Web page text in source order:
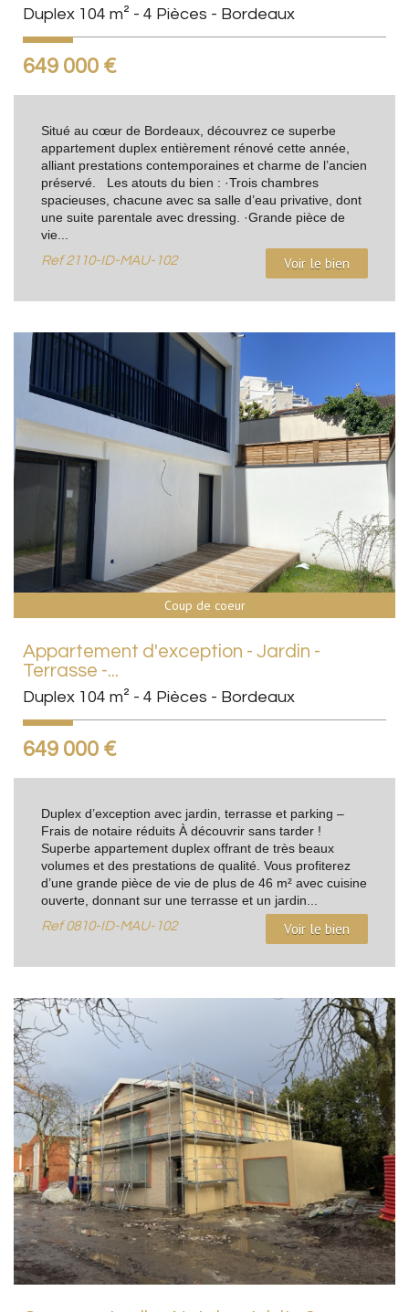
Duplex 104 m² - 4 Pièces - Bordeaux
649 000 €
Situé au cœur de Bordeaux, découvrez ce superbe
appartement duplex entièrement rénové cette année,
alliant prestations contemporaines et charme de l’ancien
préservé. Les atouts du bien : ·Trois chambres
spacieuses, chacune avec sa salle d’eau privative, dont
une suite parentale avec dressing. ·Grande pièce de
vie...
Ref2110-ID-MAU-102 Voir le bien
Coup de coeur
Appartement d'exception - Jardin -
Terrasse -...
Duplex 104 m² - 4 Pièces - Bordeaux
649 000 €
Duplex d’exception avec jardin, terrasse et parking –
Frais de notaire réduits À découvrir sans tarder !
Superbe appartement duplex offrant de très beaux
volumes et des prestations de qualité. Vous profiterez
d’une grande pièce de vie de plus de 46 m² avec cuisine
ouverte, donnant sur une terrasse et un jardin...
Ref0810-ID-MAU-102 Voir le bien